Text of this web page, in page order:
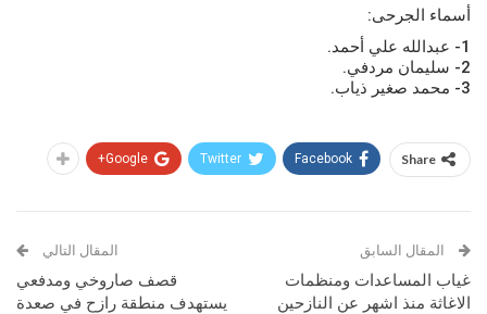
أسماء الجرحى:
1- عبدالله علي أحمد.
2- سليمان مردفي.
3- محمد صغير ذياب.
Share
Facebook
Twitter
Google+
المقال السابق
غياب المساعدات ومنظمات
الاغاثة منذ اشهر عن النازحين
المقال التالي
قصف صاروخي ومدفعي
يستهدف منطقة رازح في صعدة